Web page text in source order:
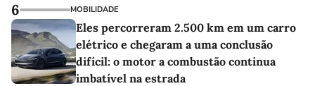
6 MOBILIDADE
Eles percorreram 2.500 km em um carro
elétrico e chegaram a uma conclusão
difícil: o motor a combustão continua
imbatível na estrada